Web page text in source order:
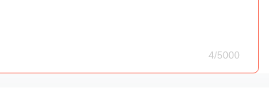
4/5000